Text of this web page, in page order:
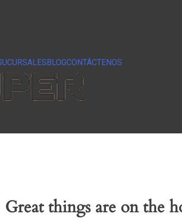
BLOGCONTÁCTENOS
Great things are on the